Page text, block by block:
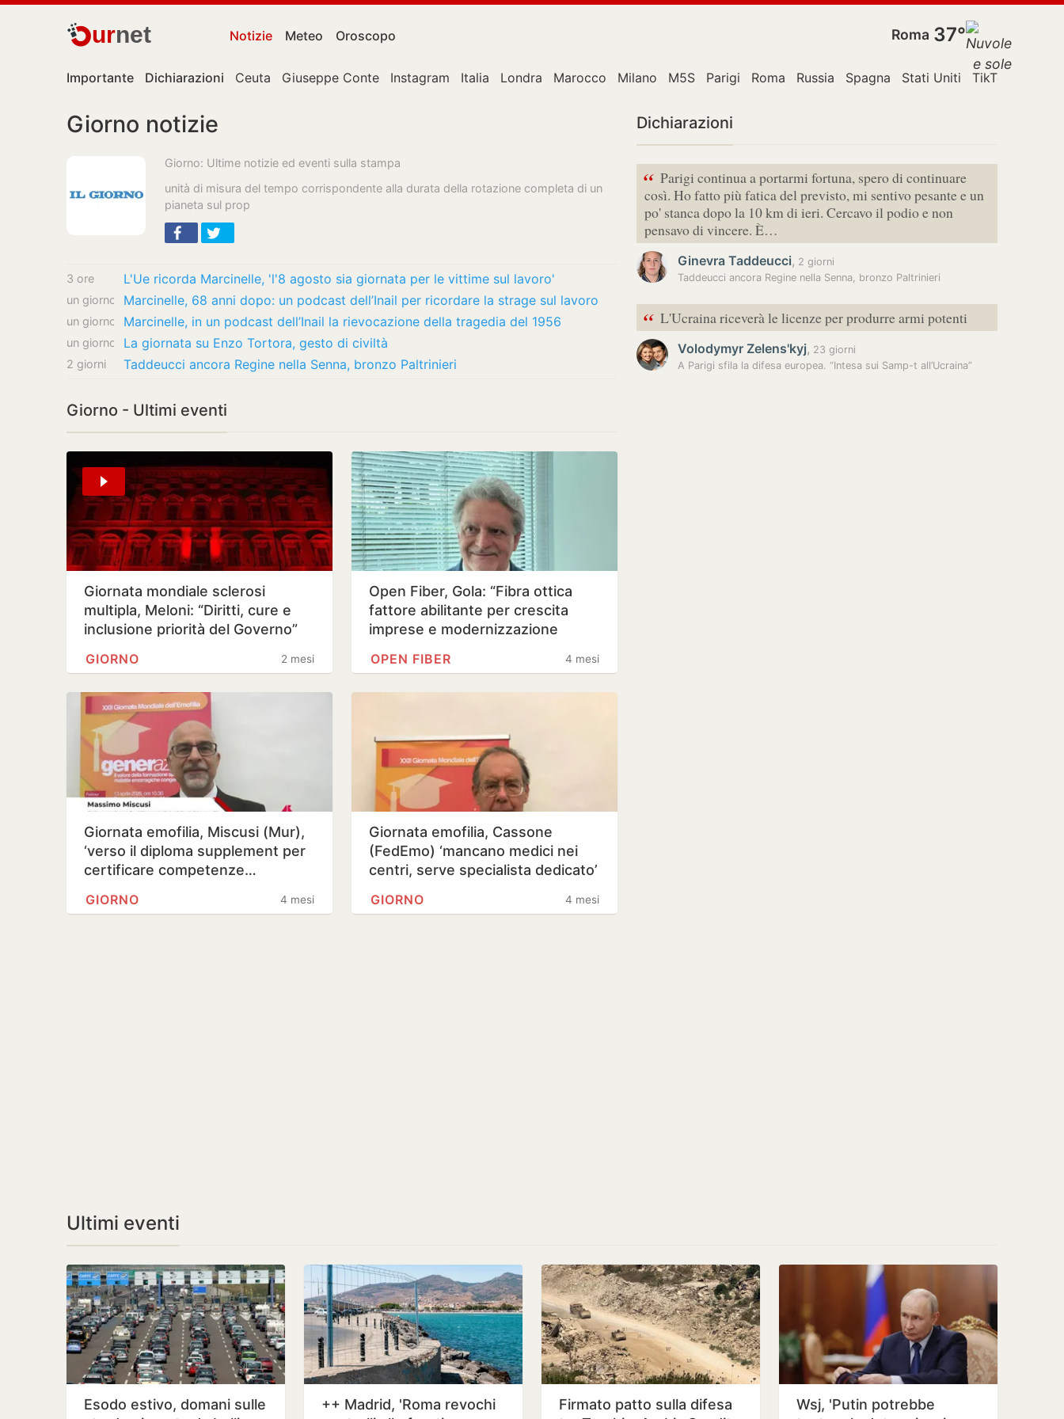
urnet Notizie Meteo Oroscopo Roma 37°
Importante Dichiarazioni Ceuta Giuseppe Conte Instagram Italia Londra Marocco Milano M5S Parigi Roma Russia Spagna Stati Uniti TikTok
Giorno notizie
Giorno: Ultime notizie ed eventi sulla stampa
unità di misura del tempo corrispondente alla durata della rotazione completa di un
pianeta sul prop
3 ore L'Ue ricorda Marcinelle, 'l'8 agosto sia giornata per le vittime sul lavoro'
un giorno Marcinelle, 68 anni dopo: un podcast dell’Inail per ricordare la strage sul lavoro
un giorno Marcinelle, in un podcast dell’Inail la rievocazione della tragedia del 1956
un giorno La giornata su Enzo Tortora, gesto di civiltà
2 giorni Taddeucci ancora Regine nella Senna, bronzo Paltrinieri
Giorno - Ultimi eventi
Giornata mondiale sclerosi
multipla, Meloni: “Diritti, cure e
inclusione priorità del Governo”
2 mesi
GIORNO
Open Fiber, Gola: “Fibra ottica
fattore abilitante per crescita
imprese e modernizzazione
4 mesi
OPEN FIBER
Giornata emofilia, Miscusi (Mur),
‘verso il diploma supplement per
certificare competenze…
4 mesi
GIORNO
Giornata emofilia, Cassone
(FedEmo) ‘mancano medici nei
centri, serve specialista dedicato’
4 mesi
GIORNO
Dichiarazioni
“ Parigi continua a portarmi fortuna, spero di continuare
così. Ho fatto più fatica del previsto, mi sentivo pesante e un
po' stanca dopo la 10 km di ieri. Cercavo il podio e non
pensavo di vincere. È…
Ginevra Taddeucci, 2 giorni
Taddeucci ancora Regine nella Senna, bronzo Paltrinieri
“ L'Ucraina riceverà le licenze per produrre armi potenti
Volodymyr Zelens'kyj, 23 giorni
A Parigi sfila la difesa europea. “Intesa sui Samp-t all’Ucraina”
Ultimi eventi
Esodo estivo, domani sulle
++ Madrid, 'Roma revochi
Firmato patto sulla difesa
Wsj, 'Putin potrebbe